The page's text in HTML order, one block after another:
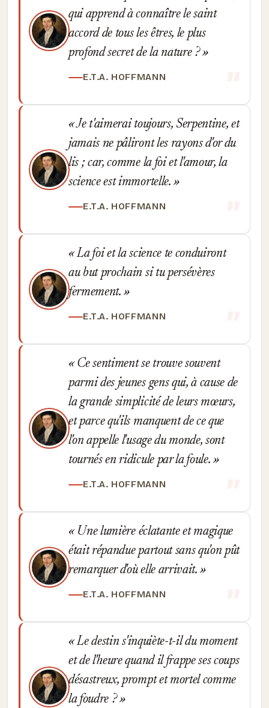
qui apprend à connaître le saint
accord de tous les êtres, le plus
profond secret de la nature ?
E.T.A. HOFFMANN
Je t'aimerai toujours, Serpentine, et
jamais ne pâliront les rayons d'or du
lis ; car, comme la foi et l'amour, la
science est immortelle.
E.T.A. HOFFMANN
La foi et la science te conduiront
au but prochain si tu persévères
fermement.
E.T.A. HOFFMANN
Ce sentiment se trouve souvent
parmi des jeunes gens qui, à cause de
la grande simplicité de leurs mœurs,
et parce qu'ils manquent de ce que
l'on appelle l'usage du monde, sont
tournés en ridicule par la foule.
E.T.A. HOFFMANN
Une lumière éclatante et magique
était répandue partout sans qu'on pût
remarquer d'où elle arrivait.
E.T.A. HOFFMANN
Le destin s'inquiète-t-il du moment
et de l'heure quand il frappe ses coups
désastreux, prompt et mortel comme
la foudre ?